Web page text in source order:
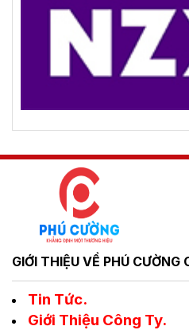
GIỚI THIỆU VỀ PHÚ CƯỜNG
Tin Tức.
Giới Thiệu Công Ty.